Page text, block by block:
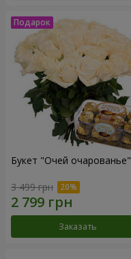
Букет "Очей очарованье"
3 499 грн
Заказать